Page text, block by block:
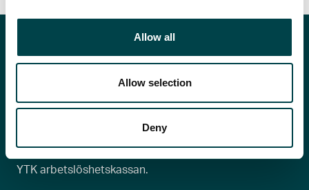
Allow all
Allow selection
Deny
OmaYTK
om dagpenning och rådgivning om utkomstskydd
YTK arbetslöshetskassan.